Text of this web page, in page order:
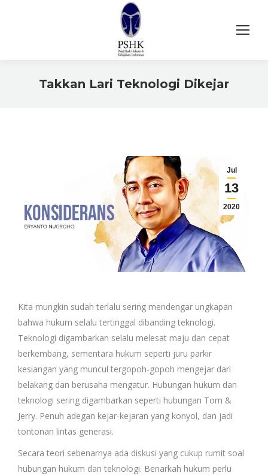
Takkan Lari Teknologi Dikejar
Jul
13
2020
Kita mungkin sudah terlalu sering mendengar ungkapan
bahwa hukum selalu tertinggal dibanding teknologi.
Teknologi digambarkan selalu melesat maju dan cepat
berkembang, sementara hukum seperti juru parkir
kesiangan yang muncul tergopoh-gopoh mengejar dari
belakang dan berusaha mengatur. Hubungan hukum dan
teknologi sering digambarkan seperti hubungan Tom &
Jerry. Penuh adegan kejar-kejaran yang konyol, dan jadi
tontonan lintas generasi.
Secara teori sebenarnya ada diskusi yang cukup rumit soal
hubungan hukum dan teknologi. Benarkah hukum perlu